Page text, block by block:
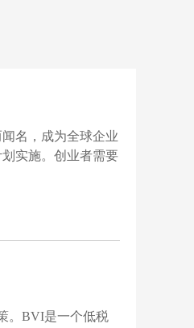
名，成为全球企业
实施。创业者需要
。BVI是一个低税